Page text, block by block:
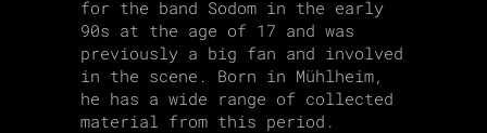
for the band Sodom in the early
90s at the age of 17 and was
previously a big fan and involved
in the scene. Born in Mühlheim,
he has a wide range of collected
material from this period.